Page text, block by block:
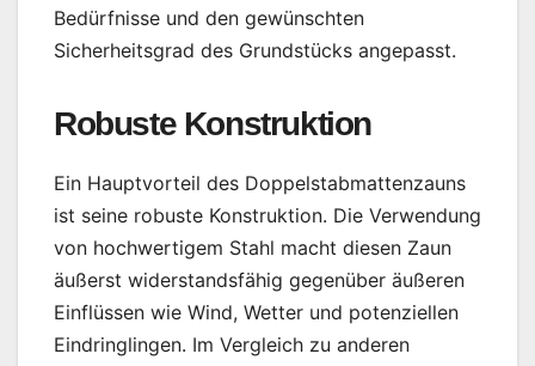
Bedürfnisse und den gewünschten
Sicherheitsgrad des Grundstücks angepasst.
Robuste Konstruktion
Ein Hauptvorteil des Doppelstabmattenzauns
ist seine robuste Konstruktion. Die Verwendung
von hochwertigem Stahl macht diesen Zaun
äußerst widerstandsfähig gegenüber äußeren
Einflüssen wie Wind, Wetter und potenziellen
Eindringlingen. Im Vergleich zu anderen